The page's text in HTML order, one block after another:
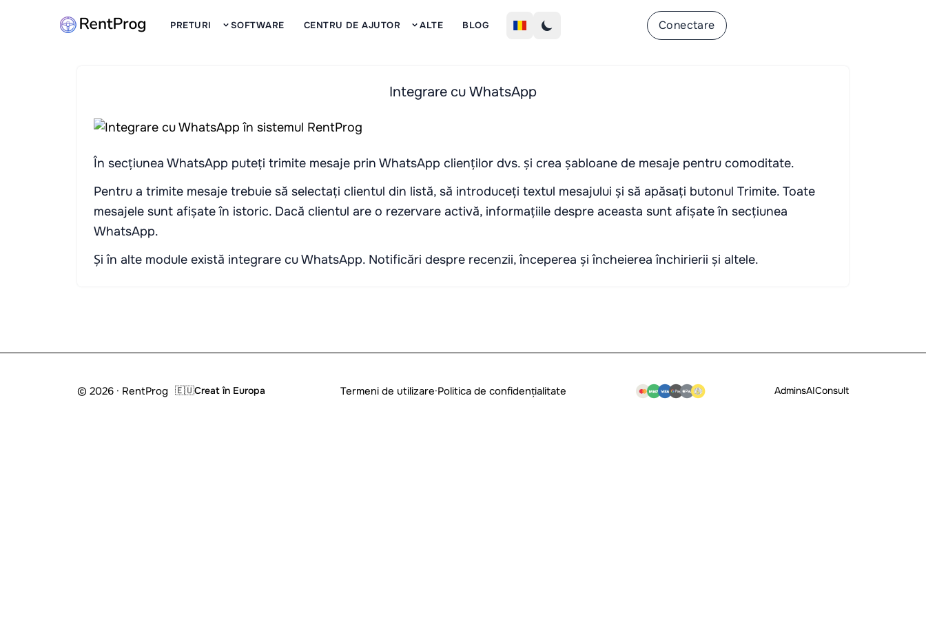
PRETURI SOFTWARE CENTRU DE AJUTOR ALTE BLOG Conectare
Integrare cu WhatsApp
În secțiunea WhatsApp puteți trimite mesaje prin WhatsApp clienților dvs. și crea șabloane de mesaje pentru comoditate.
Pentru a trimite mesaje trebuie să selectați clientul din listă, să introduceți textul mesajului și să apăsați butonul Trimite. Toate
mesajele sunt afișate în istoric. Dacă clientul are o rezervare activă, informațiile despre aceasta sunt afișate în secțiunea
WhatsApp.
Și în alte module există integrare cu WhatsApp. Notificări despre recenzii, începerea și încheierea închirierii și altele.
© 2026 · RentProg 🇪🇺Creat în Europa Termeni de utilizare·Politica de confidențialitate AdminsAIConsult